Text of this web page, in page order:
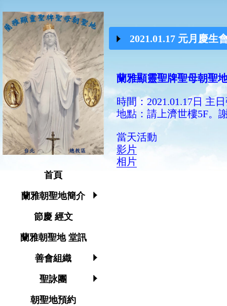
首頁
蘭雅朝聖地簡介
節慶 經文
蘭雅朝聖地 堂訊
善會組織
聖詠團
朝聖地預約
2021.01.17 元月慶生
蘭雅顯靈聖牌聖母朝聖
時間：2021.01.17日 主
地點：請上濟世樓5F。
當天活動
影片
相片